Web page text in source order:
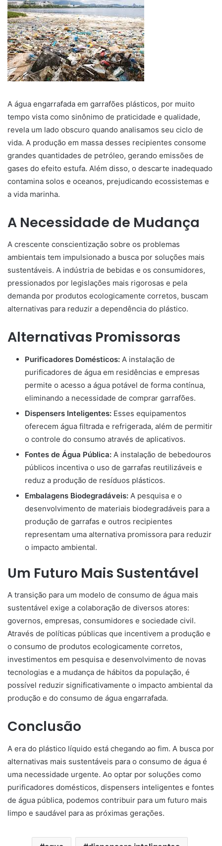
A água engarrafada em garrafões plásticos, por muito
tempo vista como sinônimo de praticidade e qualidade,
revela um lado obscuro quando analisamos seu ciclo de
vida. A produção em massa desses recipientes consome
grandes quantidades de petróleo, gerando emissões de
gases do efeito estufa. Além disso, o descarte inadequado
contamina solos e oceanos, prejudicando ecossistemas e
a vida marinha.
A Necessidade de Mudança
A crescente conscientização sobre os problemas
ambientais tem impulsionado a busca por soluções mais
sustentáveis. A indústria de bebidas e os consumidores,
pressionados por legislações mais rigorosas e pela
demanda por produtos ecologicamente corretos, buscam
alternativas para reduzir a dependência do plástico.
Alternativas Promissoras
Purificadores Domésticos: A instalação de
purificadores de água em residências e empresas
permite o acesso a água potável de forma contínua,
eliminando a necessidade de comprar garrafões.
Dispensers Inteligentes: Esses equipamentos
oferecem água filtrada e refrigerada, além de permitir
o controle do consumo através de aplicativos.
Fontes de Água Pública: A instalação de bebedouros
públicos incentiva o uso de garrafas reutilizáveis e
reduz a produção de resíduos plásticos.
Embalagens Biodegradáveis: A pesquisa e o
desenvolvimento de materiais biodegradáveis para a
produção de garrafas e outros recipientes
representam uma alternativa promissora para reduzir
o impacto ambiental.
Um Futuro Mais Sustentável
A transição para um modelo de consumo de água mais
sustentável exige a colaboração de diversos atores:
governos, empresas, consumidores e sociedade civil.
Através de políticas públicas que incentivem a produção e
o consumo de produtos ecologicamente corretos,
investimentos em pesquisa e desenvolvimento de novas
tecnologias e a mudança de hábitos da população, é
possível reduzir significativamente o impacto ambiental da
produção e do consumo de água engarrafada.
Conclusão
A era do plástico líquido está chegando ao fim. A busca por
alternativas mais sustentáveis para o consumo de água é
uma necessidade urgente. Ao optar por soluções como
purificadores domésticos, dispensers inteligentes e fontes
de água pública, podemos contribuir para um futuro mais
limpo e saudável para as próximas gerações.